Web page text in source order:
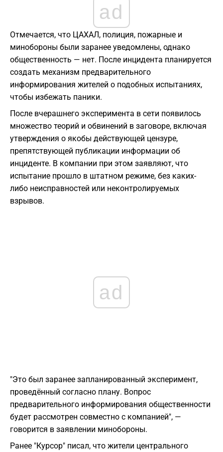
ad
Отмечается, что ЦАХАЛ, полиция, пожарные и
минобороны были заранее уведомлены, однако
общественность — нет. После инцидента планируется
создать механизм предварительного
информирования жителей о подобных испытаниях,
чтобы избежать паники.
После вчерашнего эксперимента в сети появилось
множество теорий и обвинений в заговоре, включая
утверждения о якобы действующей цензуре,
препятствующей публикации информации об
инциденте. В компании при этом заявляют, что
испытание прошло в штатном режиме, без каких-
либо неисправностей или неконтролируемых
взрывов.
ad
"Это был заранее запланированный эксперимент,
проведённый согласно плану. Вопрос
предварительного информирования общественности
будет рассмотрен совместно с компанией", —
говорится в заявлении минобороны.
Ранее "Курсор" писал, что жители центрального